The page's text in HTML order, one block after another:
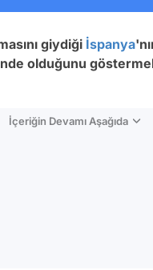
giydiği İspanya
olduğunu
İçeriğin Devamı Aşağıda